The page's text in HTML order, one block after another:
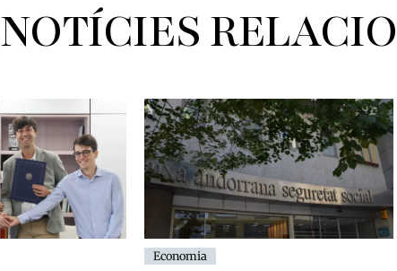
NOTÍCIES
Economia